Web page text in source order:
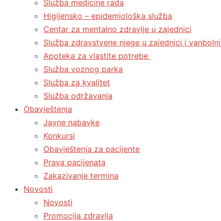
Služba medicine rada
Higijensko – epidemiološka služba
Centar za mentalno zdravlje u zajednici
Služba zdravstvene njege u zajednici i
Apoteka za vlastite potrebe
Služba voznog parka
Služba za kvalitet
Služba održavanja
Obavještenja
Javne nabavke
Konkursi
Obavještenja za pacijente
Prava pacijenata
Zakazivanje termina
Novosti
Novosti
Promocija zdravlja